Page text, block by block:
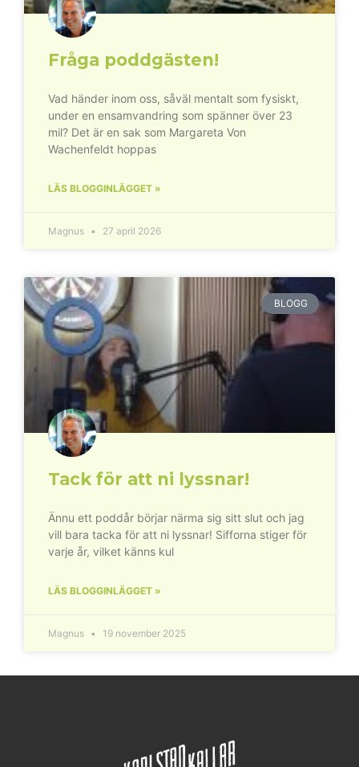
Fråga poddgästen!
Vad händer inom oss, såväl mentalt som fysiskt,
under en ensamvandring som spänner över 23
mil? Det är en sak som Margareta Von
Wachenfeldt hoppas
LÄS BLOGGINLÄGGET »
Magnus 27 april 2026
BLOGG
Tack för att ni lyssnar!
Ännu ett poddår börjar närma sig sitt slut och jag
vill bara tacka för att ni lyssnar! Sifforna stiger för
varje år, vilket känns kul
LÄS BLOGGINLÄGGET »
Magnus 19 november 2025